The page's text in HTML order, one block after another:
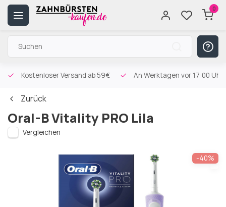
0
Kostenloser Versand ab 59€ An Werktagen vor 17:00
Zurück
Oral-B Vitality PRO Lila
Vergleichen
-40%